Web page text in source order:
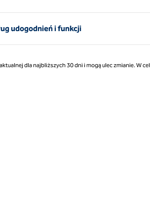
udogodnień i funkcji
dla najbliższych 30 dni i mogą ulec zmianie. W